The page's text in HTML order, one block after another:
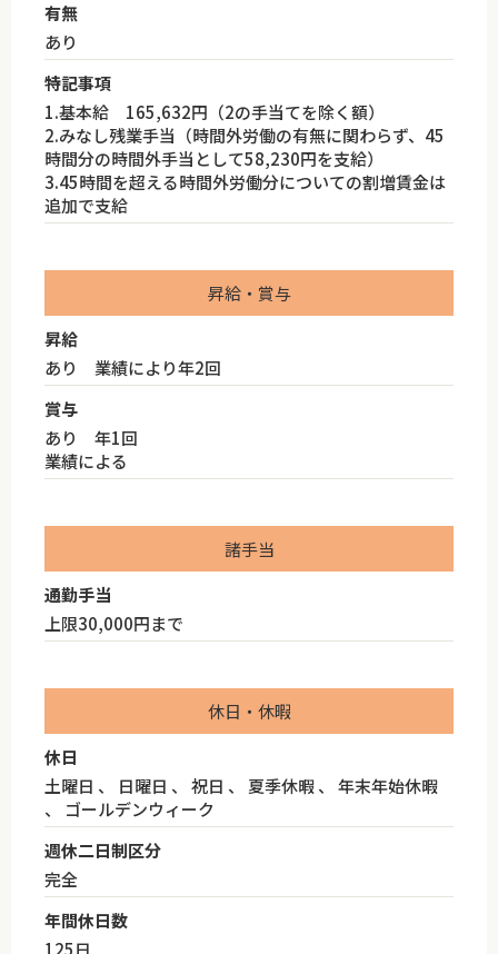
有無
あり
特記事項
1.基本給 165,632円（2の手当てを除く額）
2.みなし残業手当（時間外労働の有無に関わらず、45
時間分の時間外手当として58,230円を支給）
3.45時間を超える時間外労働分についての割増賃金は
追加で支給
昇給・賞与
昇給
あり 業績により年2回
賞与
あり 年1回
業績による
諸手当
通勤手当
上限30,000円まで
休日・休暇
休日
土曜日 、 日曜日 、 祝日 、 夏季休暇 、 年末年始休暇
、 ゴールデンウィーク
週休二日制区分
完全
年間休日数